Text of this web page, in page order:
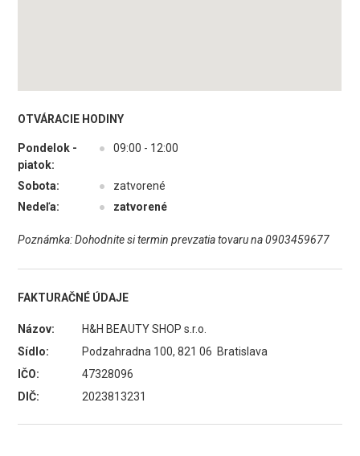
OTVÁRACIE HODINY
Pondelok -
piatok:
● 09:00 - 12:00
Sobota: ●
zatvorené
Nedeľa:
● zatvorené
Poznámka: Dohodnite si termin prevzatia tovaru na 0903459677
FAKTURAČNÉ ÚDAJE
Názov:
H&H BEAUTY SHOP s.r.o.
Sídlo:
Podzahradna 100, 821 06 Bratislava
IČO:
47328096
DIČ:
2023813231